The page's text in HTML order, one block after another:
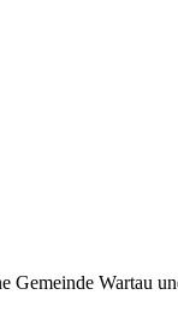
Wartau